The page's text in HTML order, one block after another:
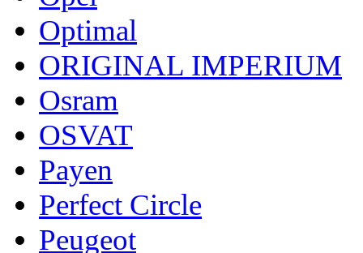
Optimal
ORIGINAL IMPERIUM
Osram
OSVAT
Payen
Perfect Circle
Peugeot